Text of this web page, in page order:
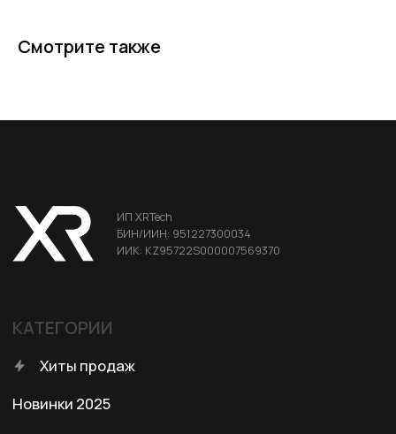
Смотрите также
Заказать звонок
КОНТАКТЫ
Правила возврата
Договор оферты
Аксессуары для смартфонов